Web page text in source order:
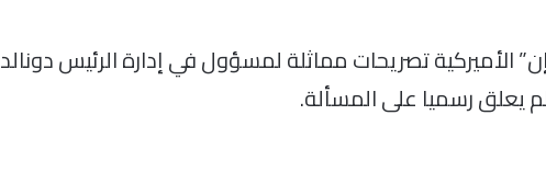
تصريحات مماثلة لمسؤول في إدارة الرئيس دونالد
يعلق رسميا على المسألة.